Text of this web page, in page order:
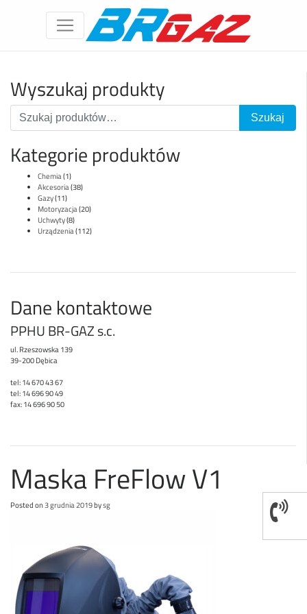
Wyszukaj produkty
Kategorie produktów
Chemia(1)
Akcesoria(38)
Gazy(11)
Motoryzacja(20)
Uchwyty(8)
Urządzenia(112)
Dane kontaktowe
PPHU BR-GAZ s.c.
ul. Rzeszowska 139
39-200 Dębica
tel: 14 670 43 67
tel: 14 696 90 49
fax: 14 696 90 50
Maska FreFlow V1
Posted on3 grudnia 2019bysg